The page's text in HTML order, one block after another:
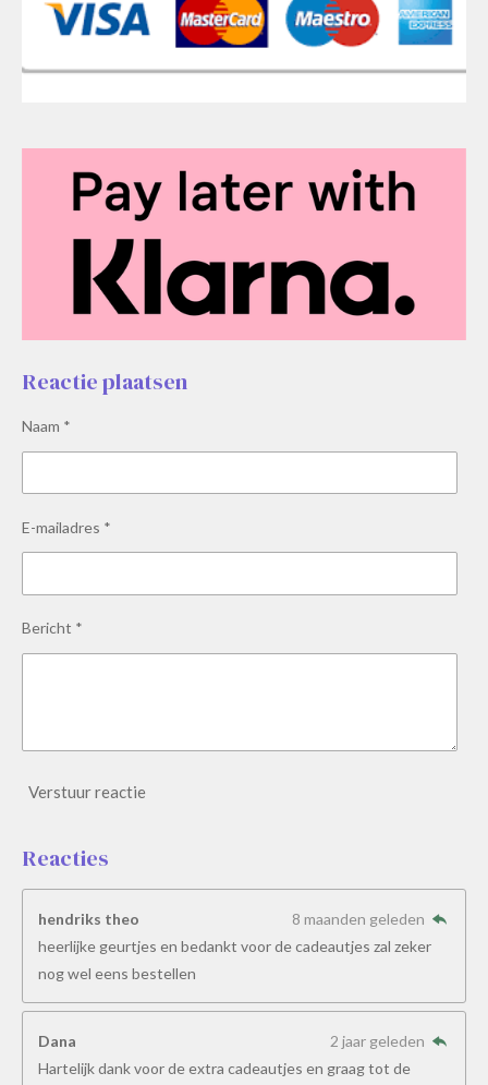
Reactie plaatsen
Naam *
E-mailadres *
Bericht *
Verstuur reactie
Reacties
hendriks theo
8 maanden geleden
heerlijke geurtjes en bedankt voor de cadeautjes zal zeker
nog wel eens bestellen
Dana
2 jaar geleden
Hartelijk dank voor de extra cadeautjes en graag tot de